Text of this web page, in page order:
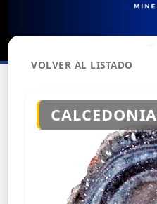
VOLVER AL LISTADO
CALCEDONIA